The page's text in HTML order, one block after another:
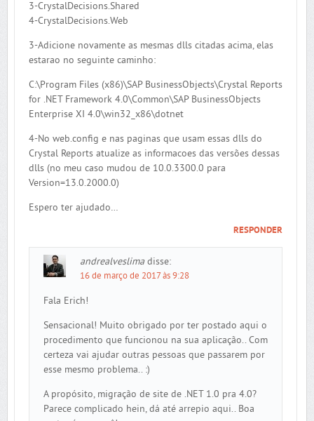
3-CrystalDecisions.Shared
4-CrystalDecisions.Web
3-Adicione novamente as mesmas dlls citadas acima, elas
estarao no seguinte caminho:
C:\Program Files (x86)\SAP BusinessObjects\Crystal Reports
for .NET Framework 4.0\Common\SAP BusinessObjects
Enterprise XI 4.0\win32_x86\dotnet
4-No web.config e nas paginas que usam essas dlls do
Crystal Reports atualize as informacoes das versões dessas
dlls (no meu caso mudou de 10.0.3300.0 para
Version=13.0.2000.0)
Espero ter ajudado…
RESPONDER
andrealveslima disse:
16 de março de 2017 às 9:28
Fala Erich!
Sensacional! Muito obrigado por ter postado aqui o
procedimento que funcionou na sua aplicação.. Com
certeza vai ajudar outras pessoas que passarem por
esse mesmo problema.. :)
A propósito, migração de site de .NET 1.0 pra 4.0?
Parece complicado hein, dá até arrepio aqui.. Boa